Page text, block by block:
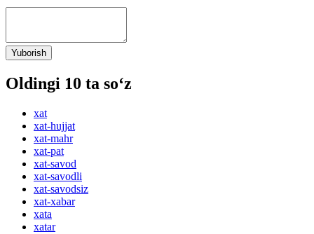
Yuborish
Oldingi 10 ta so‘z
xat
xat-hujjat
xat-mahr
xat-pat
xat-savod
xat-savodli
xat-savodsiz
xat-xabar
xata
xatar